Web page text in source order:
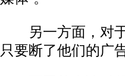
另一方面，对于
只要断了他们的广